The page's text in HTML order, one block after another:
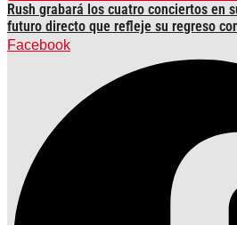
Rush grabará los cuatro conciertos en
futuro directo que refleje su regreso
Facebook